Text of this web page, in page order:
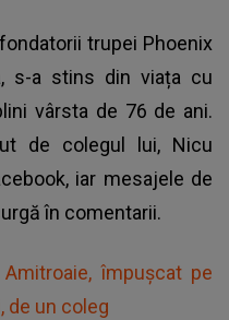
trupei Phoenix
s-a stins din viața cu
vârsta de 76 de ani.
de colegul lui, Nicu
iar mesajele de
în comentarii.
împuşcat pe
de un coleg